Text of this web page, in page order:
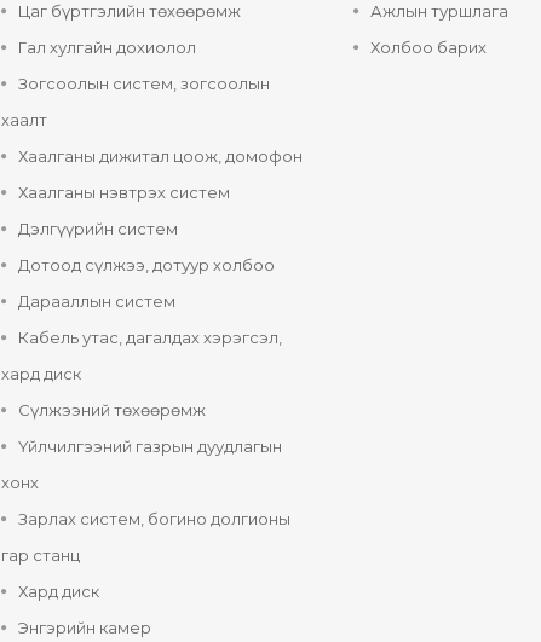
Цаг бүртгэлийн төхөөрөмж
Гал хулгайн дохиолол
Зогсоолын систем, зогсоолын
хаалт
Хаалганы дижитал цоож, домофон
Хаалганы нэвтрэх систем
Дэлгүүрийн систем
Дотоод сүлжээ, дотуур холбоо
Дарааллын систем
Кабель утас, дагалдах хэрэгсэл,
хард диск
Сүлжээний төхөөрөмж
Үйлчилгээний газрын дуудлагын
хонх
Зарлах систем, богино долгионы
гар станц
Хард диск
Энгэрийн камер
Ажлын туршлага
Холбоо барих